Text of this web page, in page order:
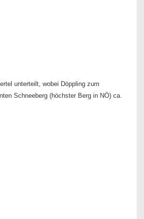
unterteilt, wobei Döppling zum
Schneeberg (höchster Berg in NÖ) ca.